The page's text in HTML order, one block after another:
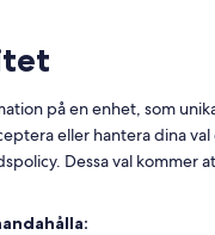
Shark
för att
på en enhet, som
eller hantera dina
Dessa val kommer